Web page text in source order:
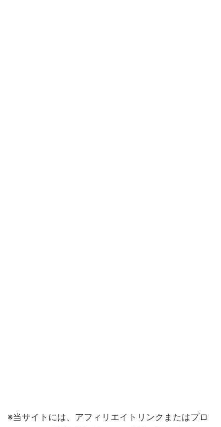
※当サイトには、アフィリエイトリンクまたはプロ